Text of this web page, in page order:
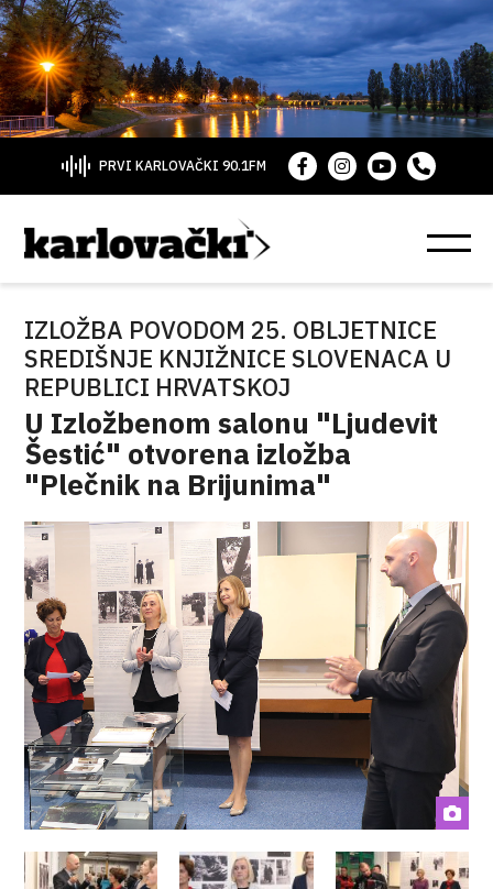
PRVI KARLOVAČKI 90.1FM
IZLOŽBA POVODOM 25. OBLJETNICE
SREDIŠNJE KNJIŽNICE SLOVENACA U
REPUBLICI HRVATSKOJ
U Izložbenom salonu "Ljudevit
Šestić" otvorena izložba
"Plečnik na Brijunima"